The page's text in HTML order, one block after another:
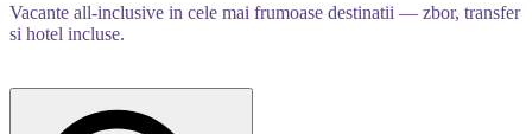
Vacante all-inclusive in cele mai frumoase destinatii — zbor, transfer
si hotel incluse.